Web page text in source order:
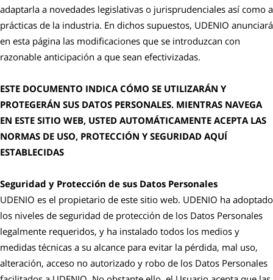
adaptarla a novedades legislativas o jurisprudenciales así como a
prácticas de la industria. En dichos supuestos, UDENIO anunciará
en esta página las modificaciones que se introduzcan con
razonable anticipación a que sean efectivizadas.
ESTE DOCUMENTO INDICA CÓMO SE UTILIZARÁN Y
PROTEGERÁN SUS DATOS PERSONALES. MIENTRAS NAVEGA
EN ESTE SITIO WEB, USTED AUTOMÁTICAMENTE ACEPTA LAS
NORMAS DE USO, PROTECCIÓN Y SEGURIDAD AQUÍ
ESTABLECIDAS
Seguridad y Protección de sus Datos Personales
UDENIO es el propietario de este sitio web. UDENIO ha adoptado
los niveles de seguridad de protección de los Datos Personales
legalmente requeridos, y ha instalado todos los medios y
medidas técnicas a su alcance para evitar la pérdida, mal uso,
alteración, acceso no autorizado y robo de los Datos Personales